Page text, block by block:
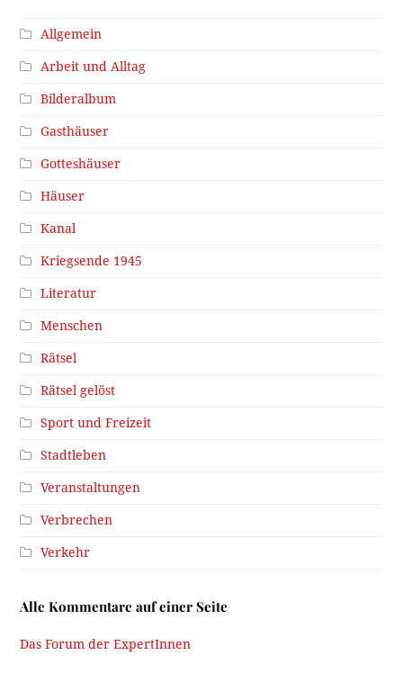
Allgemein
Arbeit und Alltag
Bilderalbum
Gasthäuser
Gotteshäuser
Häuser
Kanal
Kriegsende 1945
Literatur
Menschen
Rätsel
Rätsel gelöst
Sport und Freizeit
Stadtleben
Veranstaltungen
Verbrechen
Verkehr
Alle Kommentare auf einer Seite
Das Forum der ExpertInnen